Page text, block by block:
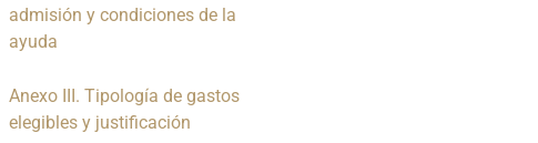
admisión y condiciones de la
ayuda
Anexo III. Tipología de gastos
elegibles y justificación